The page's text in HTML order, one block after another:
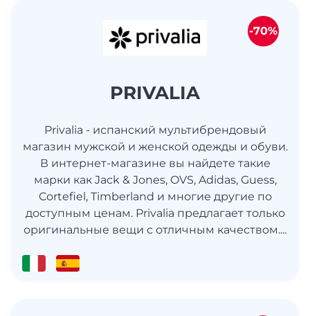
PRIVALIA
Privalia - испанский мультибрендовый
магазин мужской и женской одежды и обуви.
В интернет-магазине вы найдете такие
марки как Jack & Jones, OVS, Adidas, Guess,
Cortefiel, Timberland и многие другие по
доступным ценам. Privalia предлагает только
оригинальные вещи с отличным качеством....
-70%